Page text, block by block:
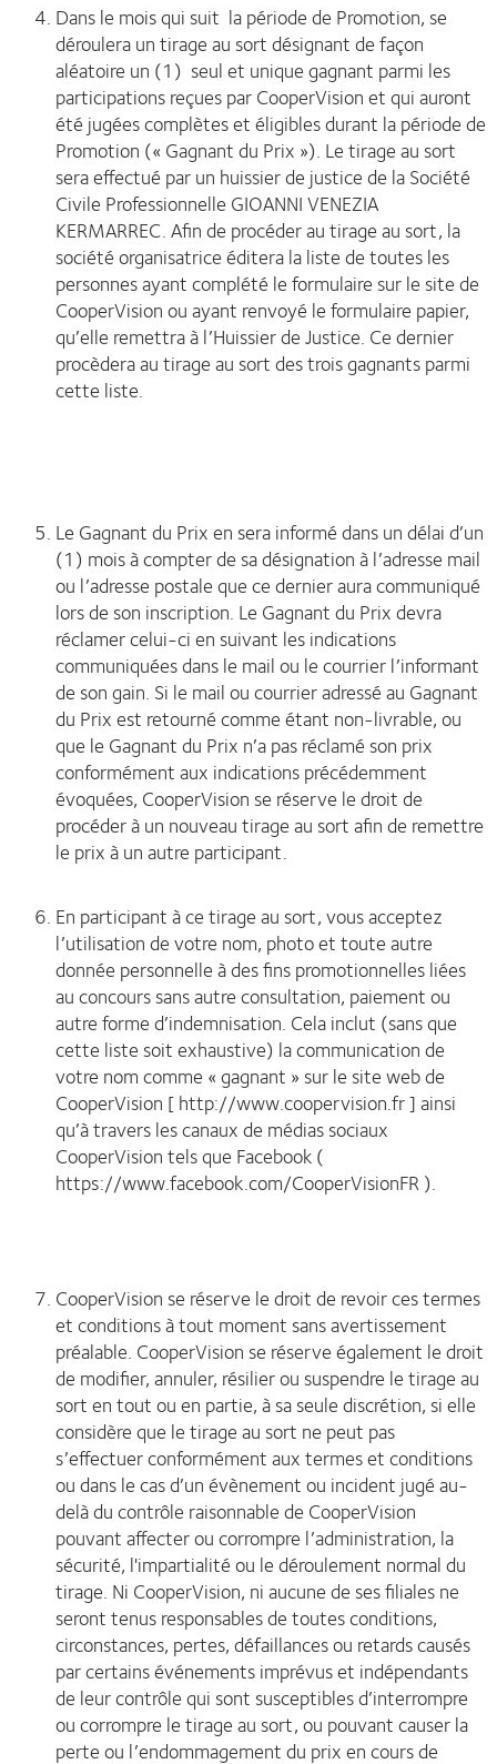
Dans le mois qui suit la période de Promotion, se
déroulera un tirage au sort désignant de façon
aléatoire un (1) seul et unique gagnant parmi les
participations reçues par CooperVision et qui auront
été jugées complètes et éligibles durant la période de
Promotion (« Gagnant du Prix »). Le tirage au sort
sera effectué par un huissier de justice de la Société
Civile Professionnelle GIOANNI VENEZIA
KERMARREC. Afin de procéder au tirage au sort, la
société organisatrice éditera la liste de toutes les
personnes ayant complété le formulaire sur le site de
CooperVision ou ayant renvoyé le formulaire papier,
qu’elle remettra à l’Huissier de Justice. Ce dernier
procèdera au tirage au sort des trois gagnants parmi
cette liste.
Le Gagnant du Prix en sera informé dans un délai d’un
(1) mois à compter de sa désignation à l’adresse mail
ou l’adresse postale que ce dernier aura communiqué
lors de son inscription. Le Gagnant du Prix devra
réclamer celui-ci en suivant les indications
communiquées dans le mail ou le courrier l’informant
de son gain. Si le mail ou courrier adressé au Gagnant
du Prix est retourné comme étant non-livrable, ou
que le Gagnant du Prix n’a pas réclamé son prix
conformément aux indications précédemment
évoquées, CooperVision se réserve le droit de
procéder à un nouveau tirage au sort afin de remettre
le prix à un autre participant.
En participant à ce tirage au sort, vous acceptez
l’utilisation de votre nom, photo et toute autre
donnée personnelle à des fins promotionnelles liées
au concours sans autre consultation, paiement ou
autre forme d’indemnisation. Cela inclut (sans que
cette liste soit exhaustive) la communication de
votre nom comme « gagnant » sur le site web de
CooperVision [ http://www.coopervision.fr ] ainsi
qu’à travers les canaux de médias sociaux
CooperVision tels que Facebook (
https://www.facebook.com/CooperVisionFR ).
CooperVision se réserve le droit de revoir ces termes
et conditions à tout moment sans avertissement
préalable. CooperVision se réserve également le droit
de modifier, annuler, résilier ou suspendre le tirage au
sort en tout ou en partie, à sa seule discrétion, si elle
considère que le tirage au sort ne peut pas
s’effectuer conformément aux termes et conditions
ou dans le cas d’un évènement ou incident jugé au-
delà du contrôle raisonnable de CooperVision
pouvant affecter ou corrompre l’administration, la
sécurité, l'impartialité ou le déroulement normal du
tirage. Ni CooperVision, ni aucune de ses filiales ne
seront tenus responsables de toutes conditions,
circonstances, pertes, défaillances ou retards causés
par certains événements imprévus et indépendants
de leur contrôle qui sont susceptibles d’interrompre
ou corrompre le tirage au sort, ou pouvant causer la
perte ou l’endommagement du prix en cours de